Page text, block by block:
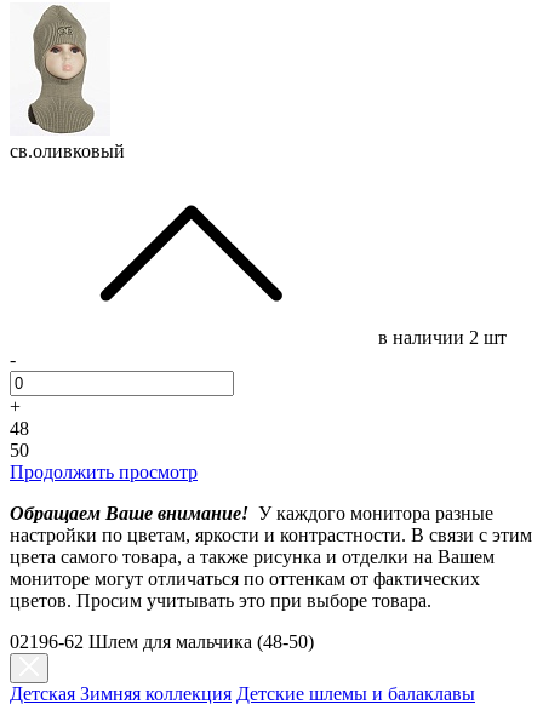
св.оливковый
в наличии 2 шт
-
+
48
50
Продолжить просмотр
Обращаем Ваше внимание! У каждого монитора разные
настройки по цветам, яркости и контрастности. В связи с этим
цвета самого товара, а также рисунка и отделки на Вашем
мониторе могут отличаться по оттенкам от фактических
цветов. Просим учитывать это при выборе товара.
02196-62 Шлем для мальчика (48-50)
Детская Зимняя коллекция Детские шлемы и балаклавы